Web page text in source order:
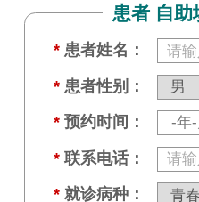
患者 自助
* 患者姓名：
* 患者性别：
* 预约时间：
* 联系电话：
* 就诊病种：